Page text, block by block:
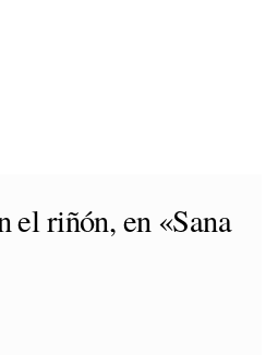
el riñón, en «Sana